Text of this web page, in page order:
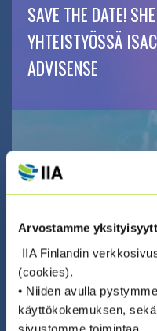
Arvostamme
IIA Finlandin
(cookies).
• Niiden avulla
käyttökokemuksen,
sivustomme toimintaa.
SAVE THE DATE!
YHTEISTYÖSSÄ
ADVISENSE
04.09.2026 08:30 /
SISÄISEN
NÄKÖKULMA